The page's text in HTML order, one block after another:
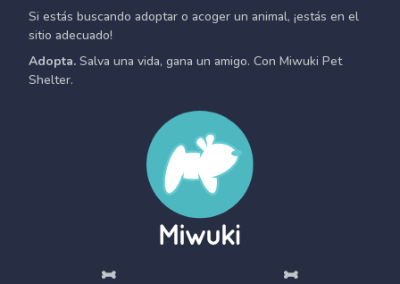
Si estás buscando adoptar o acoger un animal, ¡estás en el
sitio adecuado!
Adopta. Salva una vida, gana un amigo. Con Miwuki Pet
Shelter.